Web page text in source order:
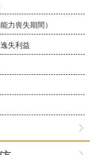
力喪失期間）
失利益